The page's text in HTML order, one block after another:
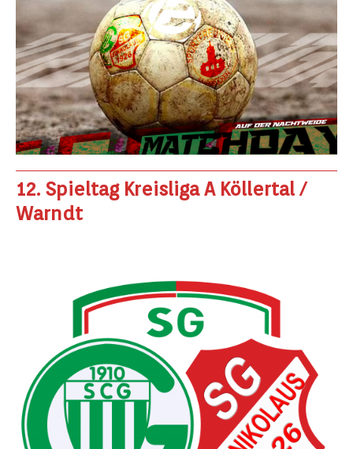
12. Spieltag Kreisliga A Köllertal /
Warndt